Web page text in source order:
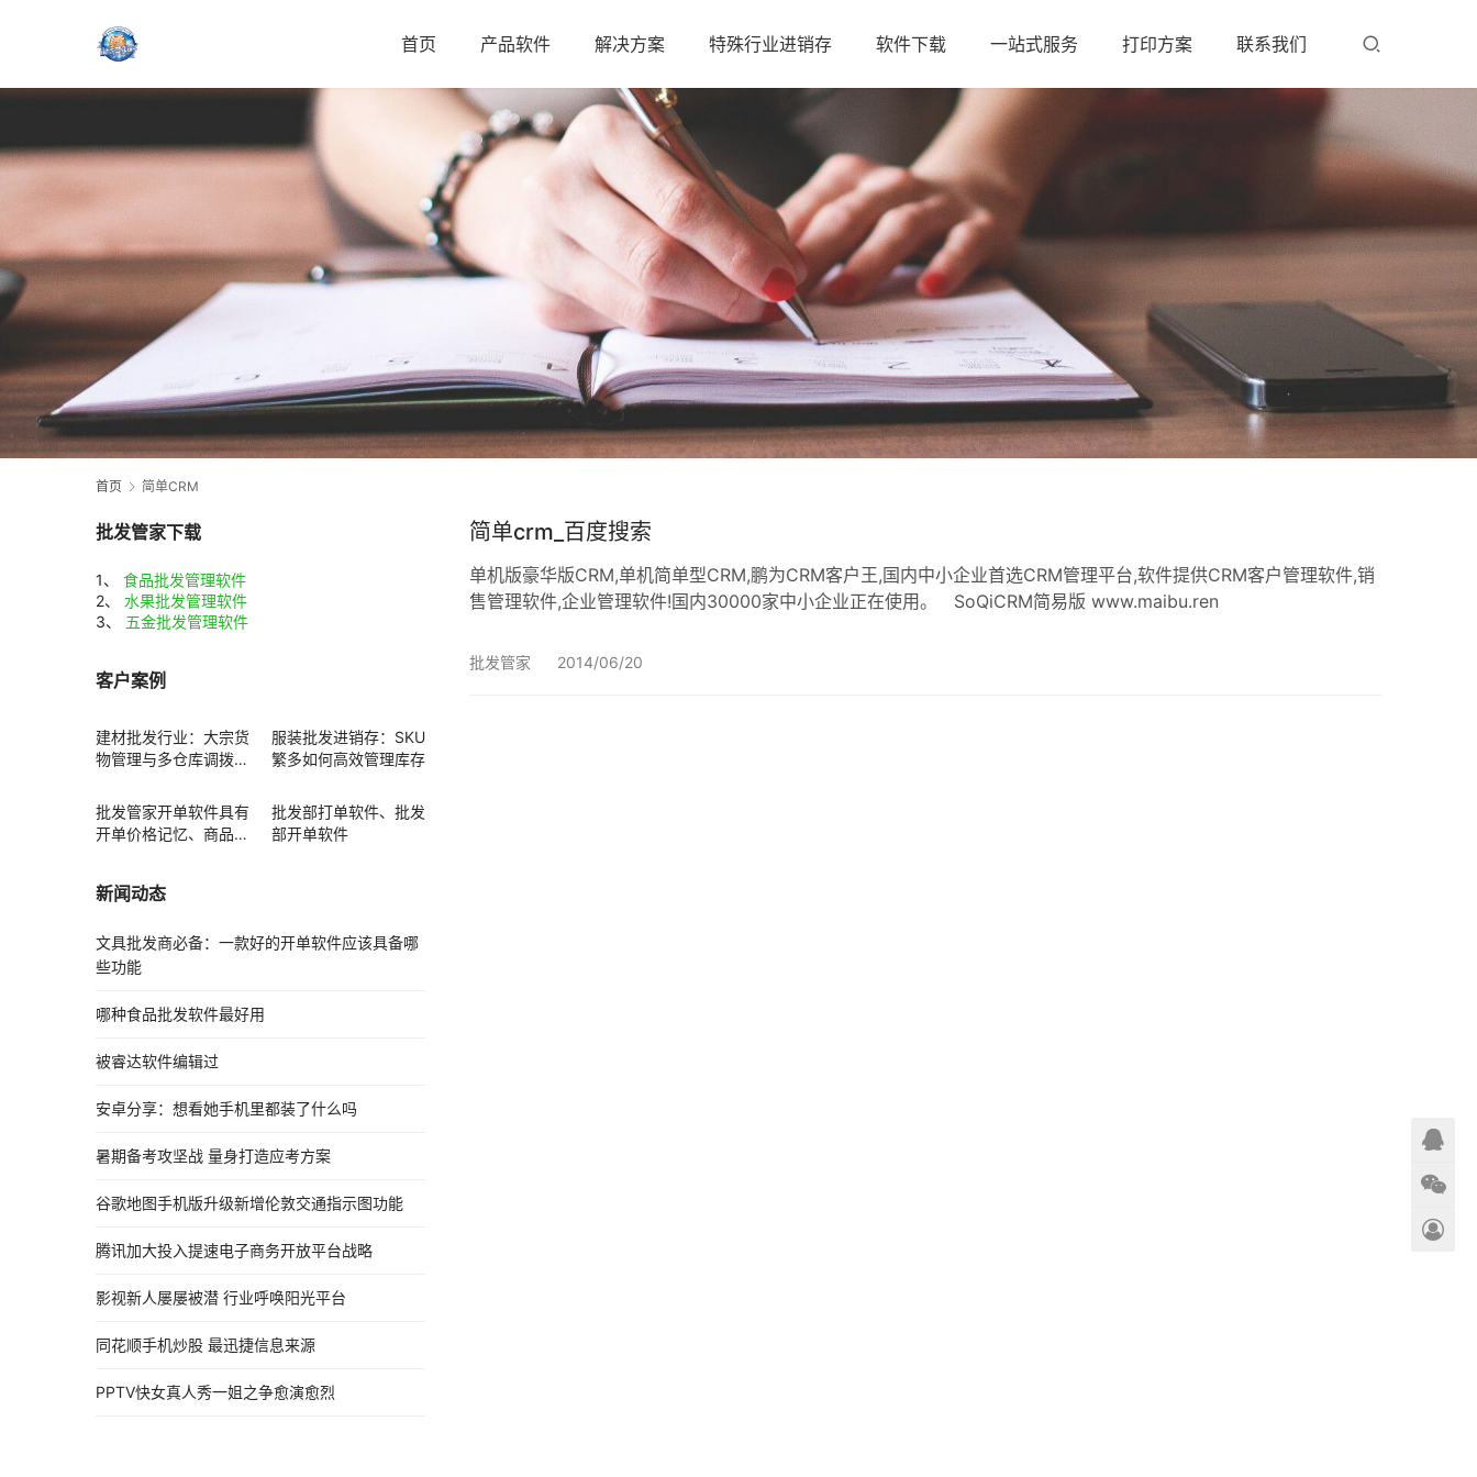
首页 产品软件 解决方案 特殊行业进销存 软件下载 一站式服务 打印方案 联系我们
首页 简单CRM
简单crm_百度搜索
单机版豪华版CRM,单机简单型CRM,鹏为CRM客户王,国内中小企业首选CRM管理平台,软件提供CRM客户管理软件,销
售管理软件,企业管理软件!国内30000家中小企业正在使用。 SoQiCRM简易版 www.maibu.ren
批发管家 2014/06/20
批发管家下载
1、 食品批发管理软件
2、 水果批发管理软件
3、 五金批发管理软件
客户案例
建材批发行业：大宗货
物管理与多仓库调拨方
服装批发进销存：SKU
繁多如何高效管理库存
批发管家开单软件具有
开单价格记忆、商品赠
批发部打单软件、批发
部开单软件
新闻动态
文具批发商必备：一款好的开单软件应该具备哪
些功能
哪种食品批发软件最好用
被睿达软件编辑过
安卓分享：想看她手机里都装了什么吗
暑期备考攻坚战 量身打造应考方案
谷歌地图手机版升级新增伦敦交通指示图功能
腾讯加大投入提速电子商务开放平台战略
影视新人屡屡被潜 行业呼唤阳光平台
同花顺手机炒股 最迅捷信息来源
PPTV快女真人秀一姐之争愈演愈烈